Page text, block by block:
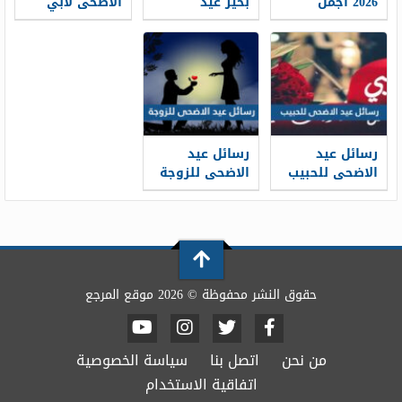
كلمات وعبارات
وصور تهنئة
عيد الاضحى
1448
الاضحى 2026 ،
أجمل معايدات
كل عام وانتم
بخير 1448
2026 … اجمل
رسائل عيد
الاضحى للحبيب
قصيرة 2026 ..
لحبيبي 1448
رسائل عيد
الاضحى للزوجة
2026 … مسجات
حقوق النشر محفوظة © 2026 موقع المرجع
من نحن اتصل بنا
سياسة الخصوصية
اتفاقية الاستخدام